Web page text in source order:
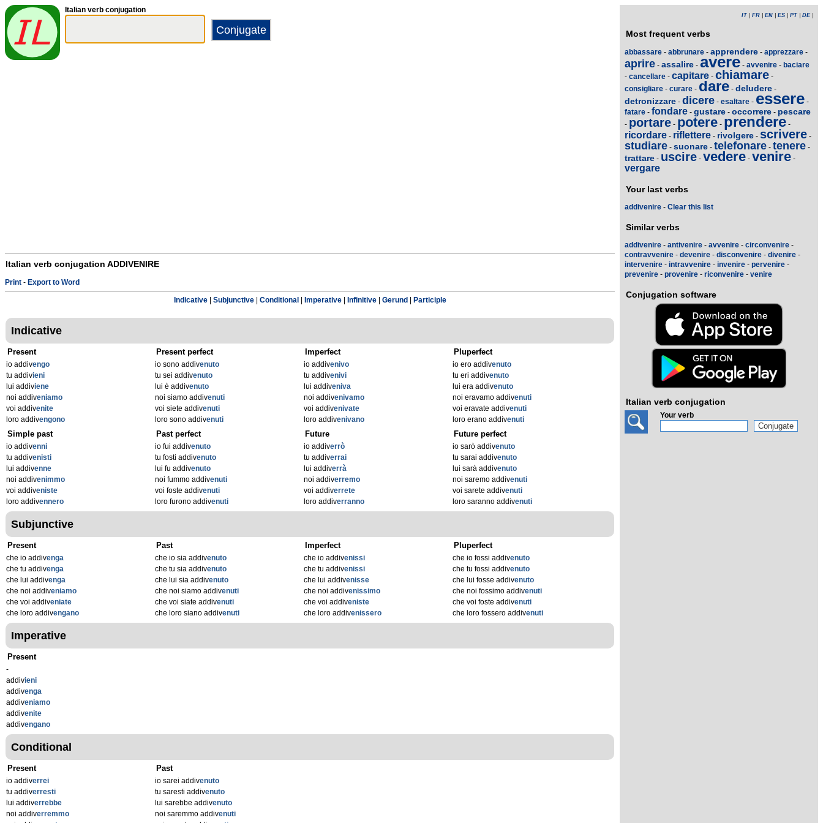
Italian verb conjugation
Italian verb conjugation ADDIVENIRE
Print - Export to Word
Indicative| Subjunctive| Conditional Imperative| Infinitive| Gerund Participle
Indicative
Present
io addivengo
tu addivieni
lui addiviene
noi addiveniamo
voi addivenite
loro addivengono
Present perfect
io sono addivenuto
tu sei addivenuto
lui è addivenuto
noi siamo addivenuti
voi siete addivenuti
loro sono addivenuti
Imperfect
io addivenivo
tu addivenivi
lui addiveniva
noi addivenivamo
voi addivenivate
loro addivenivano
Pluperfect
io ero addivenuto
tu eri addivenuto
lui era addivenuto
noi eravamo addivenuti
voi eravate addivenuti
loro erano addivenuti
Simple past
io addivenni
tu addivenisti
lui addivenne
noi addivenimmo
voi addiveniste
loro addivennero
Past perfect
io fui addivenuto
tu fosti addivenuto
lui fu addivenuto
noi fummo addivenuti
voi foste addivenuti
loro furono addivenuti
Future
io addiverrò
tu addiverrai
lui addiverrà
noi addiverremo
voi addiverrete
loro addiverranno
Future perfect
io sarò addivenuto
tu sarai addivenuto
lui sarà addivenuto
noi saremo addivenuti
voi sarete addivenuti
loro saranno addivenuti
Subjunctive
Present
che io addivenga
che tu addivenga
che lui addivenga
che noi addiveniamo
che voi addiveniate
che loro addivengano
Past
che io sia addivenuto
che tu sia addivenuto
che lui sia addivenuto
che noi siamo addivenuti
che voi siate addivenuti
che loro siano addivenuti
Imperfect
che io addivenissi
che tu addivenissi
che lui addivenisse
che noi addivenissimo
che voi addiveniste
che loro addivenissero
Pluperfect
che io fossi addivenuto
che tu fossi addivenuto
che lui fosse addivenuto
che noi fossimo addivenuti
che voi foste addivenuti
che loro fossero addivenuti
Imperative
Present
-
addivieni
addivenga
addiveniamo
addivenite
addivengano
Conditional
Present
io addiverrei
tu addiverresti
lui addiverrebbe
noi addiverremmo
Past
io sarei addivenuto
tu saresti addivenuto
lui sarebbe addivenuto
noi saremmo addivenuti
IT FR EN ES PT DE|
Most frequent verbs
abbassare - abbrunare - apprendere - apprezzare -
aprire - assalire - avere - avvenire - baciare
- cancellare - capitare - chiamare -
consigliare - curare - dare - deludere -
detronizzare - dicere - esaltare - essere -
fatare - fondare - gustare - occorrere - pescare
- portare - potere - prendere -
ricordare - riflettere - rivolgere - scrivere -
studiare - suonare - telefonare - tenere -
trattare - uscire - vedere - venire -
vergare
Your last verbs
addivenire - Clear this list
Similar verbs
addivenire - antivenire - avvenire - circonvenire -
contravvenire - devenire - disconvenire - divenire -
intervenire - intravvenire - invenire - pervenire -
prevenire - provenire - riconvenire - venire
Conjugation software
Italian verb conjugation
Your verb